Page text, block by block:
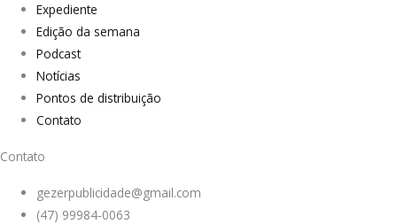
Expediente
Edição da semana
Podcast
Notícias
Pontos de distribuição
Contato
Contato
gezerpublicidade@gmail.com
(47) 99984-0063